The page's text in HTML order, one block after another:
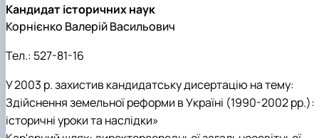
Кандидат історичних наук
Корнієнко Валерій Васильович
Тел.: 527-81-16
У 2003 р. захистив кандидатську дисертацію на тему:
Здійснення земельної реформи в Україні (1990-2002 рр.):
історичні уроки та наслідки»